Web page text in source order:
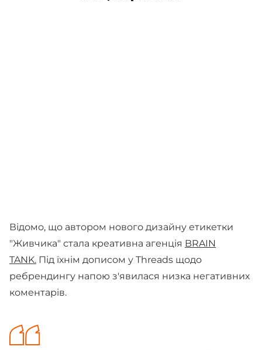
Відомо, що автором нового дизайну етикетки
"Живчика" стала креативна агенція BRAIN
TANK. Під їхнім дописом у Threads щодо
ребрендингу напою з'явилася низка негативних
коментарів.